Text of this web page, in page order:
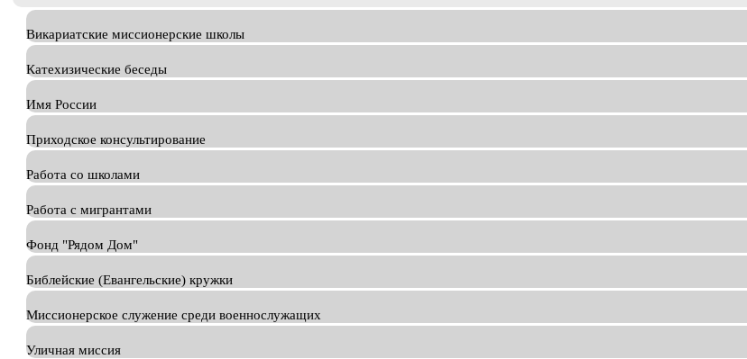
Викариатские миссионерские школы
Катехизические беседы
Имя России
Приходское консультирование
Работа со школами
Работа с мигрантами
Фонд "Рядом Дом"
Библейские (Евангельские) кружки
Миссионерское служение среди военнослужащих
Уличная миссия